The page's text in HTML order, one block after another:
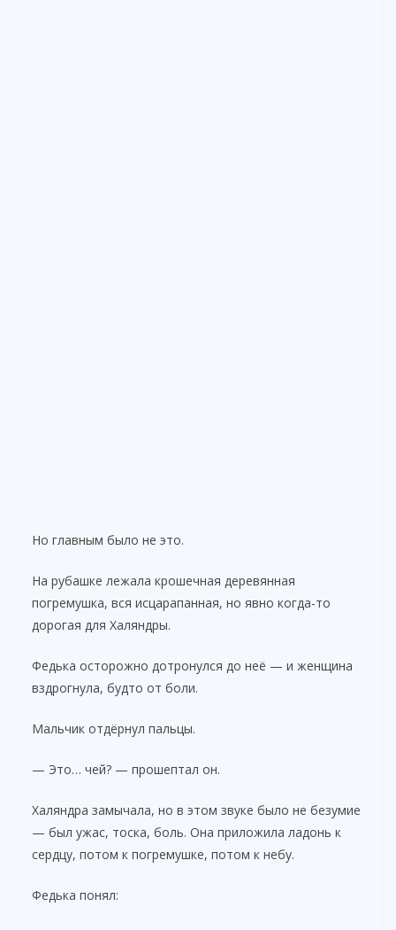
Но главным было не это.
На рубашке лежала крошечная деревянная
погремушка, вся исцарапанная, но явно когда-то
дорогая для Халяндры.
Федька осторожно дотронулся до неё — и женщина
вздрогнула, будто от боли.
Мальчик отдёрнул пальцы.
— Это… чей? — прошептал он.
Халяндра замычала, но в этом звуке было не безумие
— был ужас, тоска, боль. Она приложила ладонь к
сердцу, потом к погремушке, потом к небу.
Федька понял: